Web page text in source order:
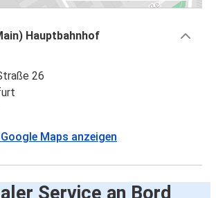
Hauptbahnhof
26
Maps anzeigen
Service an Bord